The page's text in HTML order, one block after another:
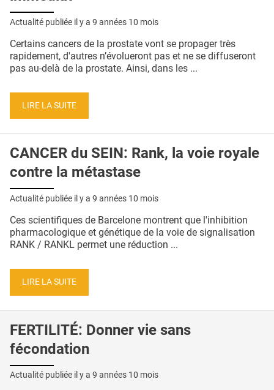
L'APP
PUBLICITÉ
CONTACT
Actualité publiée il y a 9 années 10 mois
Certains cancers de la prostate vont se propager très
rapidement, d'autres n’évolueront pas et ne se diffuseront
pas au-delà de la prostate. Ainsi, dans les ...
LIRE LA SUITE
CANCER du SEIN: Rank, la voie royale
contre la métastase
Actualité publiée il y a 9 années 10 mois
Ces scientifiques de Barcelone montrent que l'inhibition
pharmacologique et génétique de la voie de signalisation
RANK / RANKL permet une réduction ...
LIRE LA SUITE
FERTILITÉ: Donner vie sans
fécondation
Actualité publiée il y a 9 années 10 mois